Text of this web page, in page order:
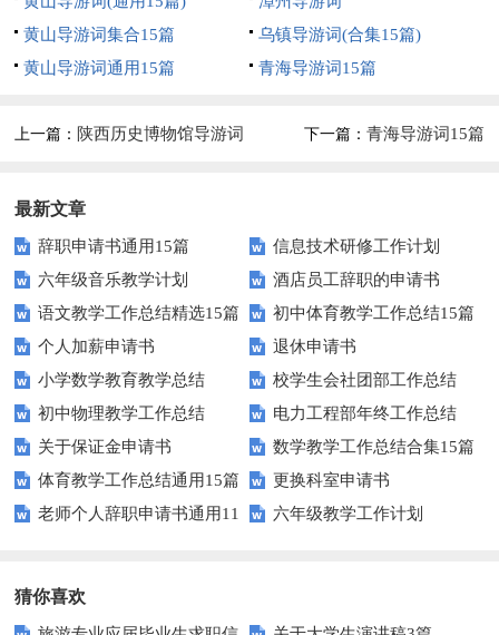
黄山导游词集合15篇
乌镇导游词(合集15篇)
黄山导游词通用15篇
青海导游词15篇
上一篇： 陕西历史博物馆导游词 下一篇： 青海导游词15篇
最新文章
辞职申请书通用15篇
信息技术研修工作计划
六年级音乐教学计划
酒店员工辞职的申请书
语文教学工作总结精选15篇
初中体育教学工作总结15篇
个人加薪申请书
退休申请书
小学数学教育教学总结
校学生会社团部工作总结
初中物理教学工作总结
电力工程部年终工作总结
关于保证金申请书
数学教学工作总结合集15篇
体育教学工作总结通用15篇
更换科室申请书
老师个人辞职申请书通用11
六年级教学工作计划
猜你喜欢